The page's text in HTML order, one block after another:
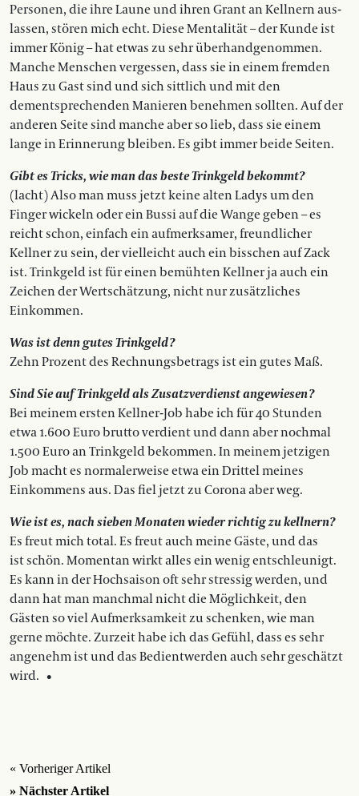
Personen, die ihre Laune und ihren Grant an Kellnern aus­
lassen, stören mich echt. Diese Mentalität – der Kunde ist
im­­mer König – hat etwas zu sehr überhandgenommen.
Manche Menschen vergessen, dass sie in einem fremden
Haus zu Gast sind und sich sittlich und mit den
dementsprech­en­den Manie­ren benehmen ­sollten. Auf der
anderen Seite sind manche aber so lieb, dass sie einem
lange in Erinnerung bleiben. Es gibt immer beide Seiten.
Gibt es Tricks, wie man das beste Trinkgeld bekommt?
(lacht) Also man muss jetzt keine alten Ladys um den
Finger wickeln oder ein Bussi auf die Wange geben – es
reicht schon, einfach ein aufmerk­samer, freundlicher
Kellner zu sein, der vielleicht auch ein bisschen auf Zack
ist. Trinkgeld ist für einen bemühten Kellner ja auch ein
Zeichen der Wertschätzung, nicht nur zusätz­liches
Einkommen.
Was ist denn gutes Trinkgeld ?
Zehn Prozent des Rechnungsbetrags ist ein gutes Maß.
Sind Sie auf Trinkgeld als Zusatzverdienst angewiesen ?
Bei meinem ersten Kellner-Job habe ich für 40 Stunden
etwa 1.600 Euro brutto verdient und dann aber nochmal
1.500 Euro an Trinkgeld bekommen. In meinem jetzigen
Job macht es normalerweise etwa ein Drittel meines
Einkommens aus. Das fiel jetzt zu Corona aber weg.
Wie ist es, nach sieben Monaten wieder richtig zu kellnern?
Es freut mich total. Es freut auch meine Gäste, und das
ist schön. Momentan wirkt alles ein wenig entschleunigt.
Es kann in der Hochsaison oft sehr stressig werden, und
dann hat man manchmal nicht die Möglichkeit, den
Gästen so viel Aufmerksamkeit zu schenken, wie man
gerne möchte. Zurzeit habe ich das Gefühl, dass es sehr
angenehm ist und das Bedientwerden auch sehr geschätzt
wird. •
« Vorheriger Artikel
» Nächster Artikel